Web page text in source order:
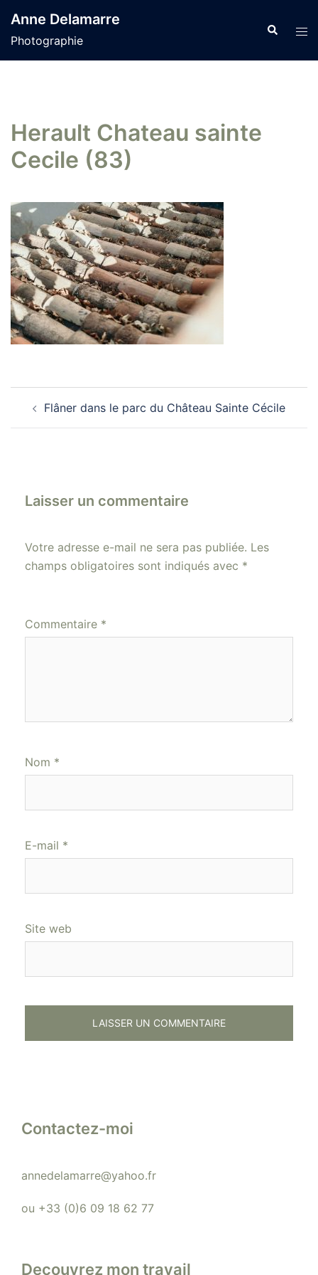
au
contenu
Anne Delamarre
Photographie
Herault Chateau sainte
Cecile (83)
d’article
Flâner dans le parc du Château Sainte Cécile
Laisser un commentaire
Votre adresse e-mail ne sera pas publiée. Les
champs obligatoires sont indiqués avec *
Commentaire *
Nom *
E-mail *
Site web
Contactez-moi
annedelamarre@yahoo.fr
ou +33 (0)6 09 18 62 77
Decouvrez mon travail